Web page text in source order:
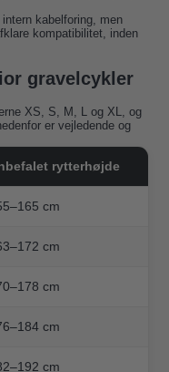
kabelforing, men
kompatibilitet, inden
gravelcykler
XS, S, M, L og XL, og
er vejledende og
rytterhøjde
cm
cm
cm
cm
cm